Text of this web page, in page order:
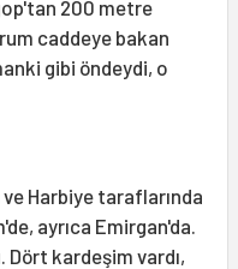
200 metre
caddeye bakan
gibi öndeydi, o
Harbiye taraflarında
ayrıca Emirgan'da.
kardeşim vardı,